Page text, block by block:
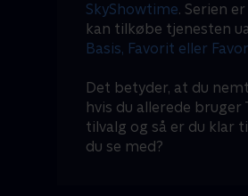
SkyShowtime. Serien
kan tilkøbe tjenesten
Basis, Favorit eller
Det betyder, at du
hvis du allerede bruger
tilvalg og så er du klar
du se med?